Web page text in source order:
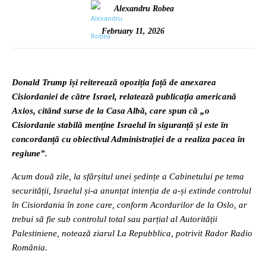
Alexandru Robea
February 11, 2026
Donald Trump își reiterează opoziția față de anexarea
Cisiordaniei de către Israel, relatează publicația americană
Axios, citând surse de la Casa Albă, care spun că „o
Cisiordanie stabilă menține Israelul în siguranță și este în
concordanță cu obiectivul Administrației de a realiza pacea în
regiune”.
Acum două zile, la sfârșitul unei ședințe a Cabinetului pe tema
securității, Israelul și-a anunțat intenția de a-și extinde controlul
în Cisiordania în zone care, conform Acordurilor de la Oslo, ar
trebui să fie sub controlul total sau parțial al Autorității
Palestiniene, notează ziarul La Repubblica, potrivit Rador Radio
România.